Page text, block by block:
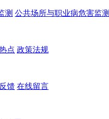
测 公共场所与职业病危害监测
点 政策法规
馈 在线留言